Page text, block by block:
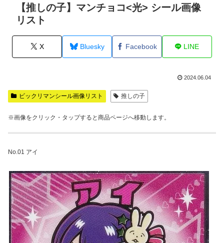
【推しの子】マンチョコ<光> シール画像
リスト
X Bluesky Facebook LINE
2024.06.04
ビックリマンシール画像リスト 推しの子
※画像をクリック・タップすると商品ページへ移動します。
No.01 アイ